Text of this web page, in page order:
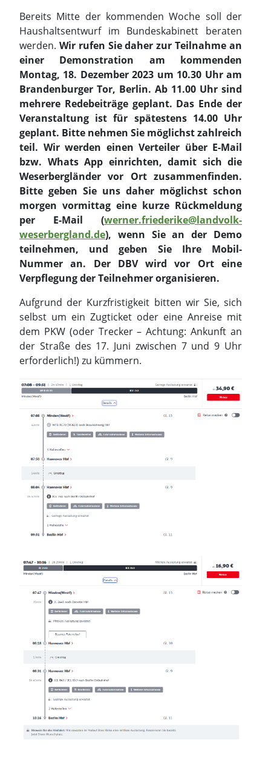
Bereits Mitte der kommenden Woche soll der
Haushaltsentwurf im Bundeskabinett beraten
werden. Wir rufen Sie daher zur Teilnahme an
einer Demonstration am kommenden
Montag, 18. Dezember 2023 um 10.30 Uhr am
Brandenburger Tor, Berlin. Ab 11.00 Uhr sind
mehrere Redebeiträge geplant. Das Ende der
Veranstaltung ist für spätestens 14.00 Uhr
geplant. Bitte nehmen Sie möglichst zahlreich
teil. Wir werden einen Verteiler über E-Mail
bzw. Whats App einrichten, damit sich die
Weserbergländer vor Ort zusammenfinden.
Bitte geben Sie uns daher möglichst schon
morgen vormittag eine kurze Rückmeldung
per E-Mail (werner.friederike@landvolk-
weserbergland.de), wenn Sie an der Demo
teilnehmen, und geben Sie Ihre Mobil-
Nummer an. Der DBV wird vor Ort eine
Verpflegung der Teilnehmer organisieren.
Aufgrund der Kurzfristigkeit bitten wir Sie, sich
selbst um ein Zugticket oder eine Anreise mit
dem PKW (oder Trecker – Achtung: Ankunft an
der Straße des 17. Juni zwischen 7 und 9 Uhr
erforderlich!) zu kümmern.